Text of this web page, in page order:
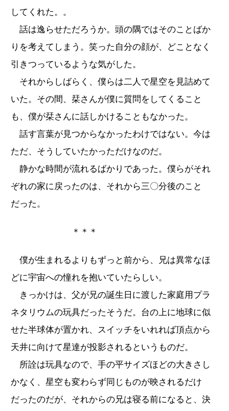
してくれた。。
話は逸らせただろうか。頭の隅ではそのことばか
りを考えてしまう。笑った自分の顔が、どことなく
引きつっているような気がした。
それからしばらく、僕らは二人で星空を見詰めて
いた。その間、栞さんが僕に質問をしてくること
も、僕が栞さんに話しかけることもなかった。
話す言葉が見つからなかったわけではない。今は
ただ、そうしていたかっただけなのだ。
静かな時間が流れるばかりであった。僕らがそれ
ぞれの家に戻ったのは、それから三〇分後のこと
だった。
＊＊＊
僕が生まれるよりもずっと前から、兄は異常なほ
どに宇宙への憧れを抱いていたらしい。
きっかけは、父が兄の誕生日に渡した家庭用プラ
ネタリウムの玩具だったそうだ。台の上に地球に似
せた半球体が置かれ、スイッチをいれれば頂点から
天井に向けて星達が投影されるというものだ。
所詮は玩具なので、手の平サイズほどの大きさし
かなく、星空も変わらず同じものが映されるだけ
だったのだが、それからの兄は寝る前になると、決